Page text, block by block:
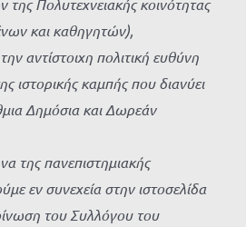
Πολυτεχνειακής κοινότητας
και καθηγητών),
αντίστοιχη πολιτική ευθύνη
ιστορικής καμπής που διανύει
Δημόσια και Δωρεάν
της πανεπιστημιακής
εν συνεχεία στην ιστοσελίδα
του Συλλόγου του